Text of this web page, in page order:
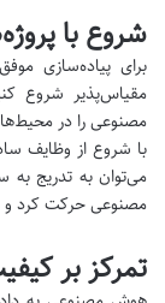
شروع با
برای پیاده‌سازی
مقیاس‌پذیر شروع
مصنوعی را در
با شروع از وظایف
می‌توان به تدریج
مصنوعی حرکت کرد و
تمرکز بر